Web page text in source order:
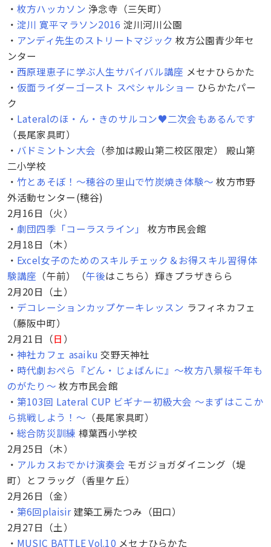
・ 枚方ハッカソン 浄念寺（三矢町）
・ 淀川 寛平マラソン2016 淀川河川公園
・ アンディ先生のストリートマジック 枚方公園青少年セ
ンター
・ 西原理恵子に学ぶ人生サバイバル講座 メセナひらかた
・ 仮面ライダーゴースト スペシャルショー ひらかたパー
ク
・ Lateralのほ・ん・きのサルコン♥二次会もあるんです
（長尾家具町）
・ バドミントン大会 （参加は殿山第二校区限定） 殿山第
二小学校
・ 竹とあそぼ！～穂谷の里山で竹炭焼き体験～ 枚方市野
外活動センター(穂谷)
2月16日（火）
・ 劇団四季「コーラスライン」
枚方市民会館
2月18日（木）
・ Excel女子のためのスキルチェック＆お得スキル習得体
験講座 （午前）（午後はこちら）輝きプラザきらら
2月20日（土）
・ デコレーションカップケーキレッスン ラフィネカフェ
（藤阪中町）
2月21日（日 ）
・ 神社カフェ asaiku 交野天神社
・ 時代劇おぺら『どん・じょばんに』～枚方八景桜千年も
のがたり～ 枚方市民会館
・ 第103回 Lateral CUP ビギナー初級大会 ～まずはここか
ら挑戦しよう！～ （長尾家具町）
・ 総合防災訓練 樟葉西小学校
2月25日（木）
・ アルカスおでかけ演奏会 モガジョガダイニング（堤
町）とフラッグ（香里ケ丘）
2月26日（金）
・ 第6回plaisir建築工房たつみ（田口）
2月27日（土）
・ MUSIC BATTLE Vol.10 メセナひらかた